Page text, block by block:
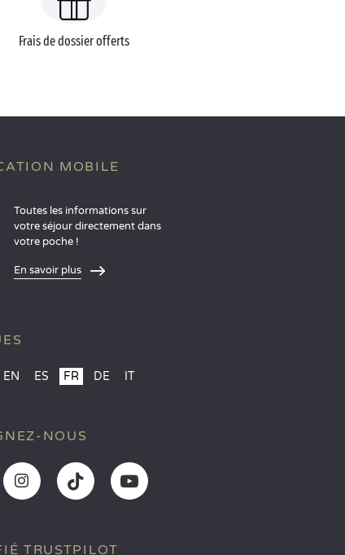
Frais de dossier offerts
MOBILE
Toutes les informations sur
votre séjour directement dans
votre poche !
En savoir plus
EN ES FR DE IT
NOUS
TRUSTPILOT